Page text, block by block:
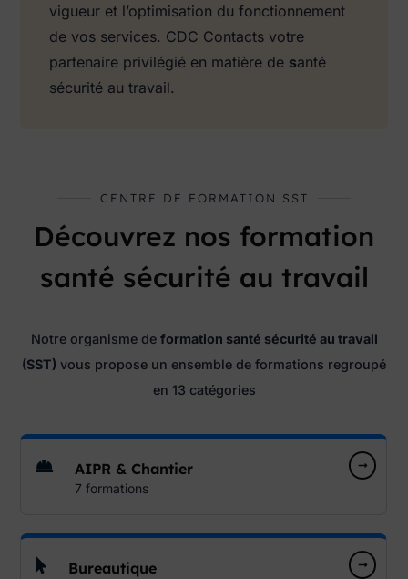
vigueur et l’optimisation du fonctionnement
de vos services. CDC Contacts votre
partenaire privilégié en matière de santé
sécurité au travail.
CENTRE DE FORMATION SST
Découvrez nos formation
santé sécurité au travail
Notre organisme de formation santé sécurité au travail
(SST) vous propose un ensemble de formations regroupé
en 13 catégories
AIPR & Chantier
7 formations
Bureautique